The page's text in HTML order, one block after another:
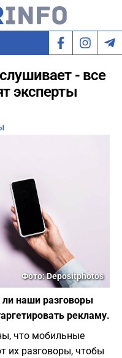
- все
эксперты
Фото: Depositphotos
ли наши разговоры
рекламу.
что мобильные
их разговоры, чтобы